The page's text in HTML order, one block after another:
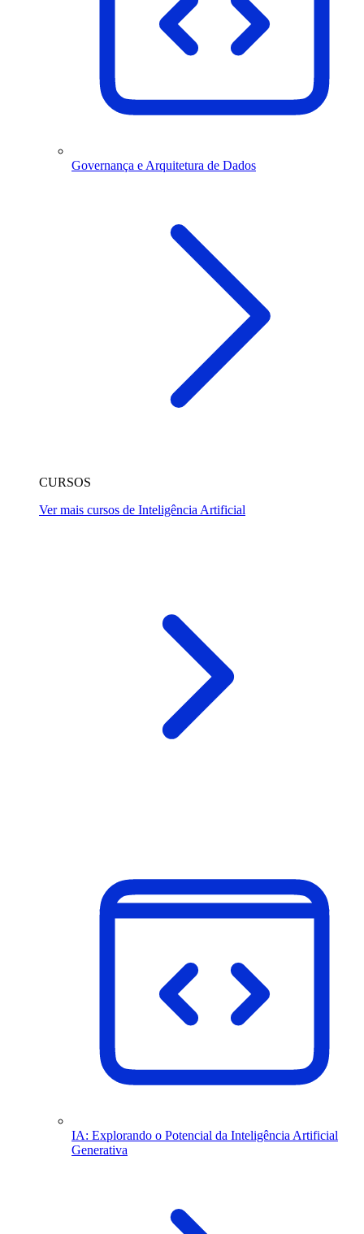
Governança e Arquitetura de Dados
CURSOS
Ver mais cursos de Inteligência Artificial
IA: Explorando o Potencial da Inteligência Artificial
Generativa